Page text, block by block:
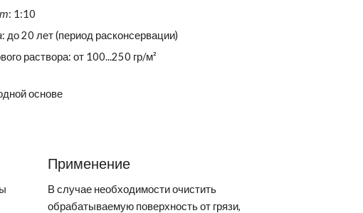
: 1:10
: до 20 лет (период расконсервации)
раствора: от 100...250 гр/м²
основе
Применение
В случае необходимости очистить
обрабатываемую поверхность от грязи,